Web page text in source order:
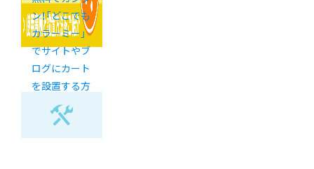
ン！「どこでも
カラーミー」
でサイトやブ
ログにカート
を設置する方
法＆裏技